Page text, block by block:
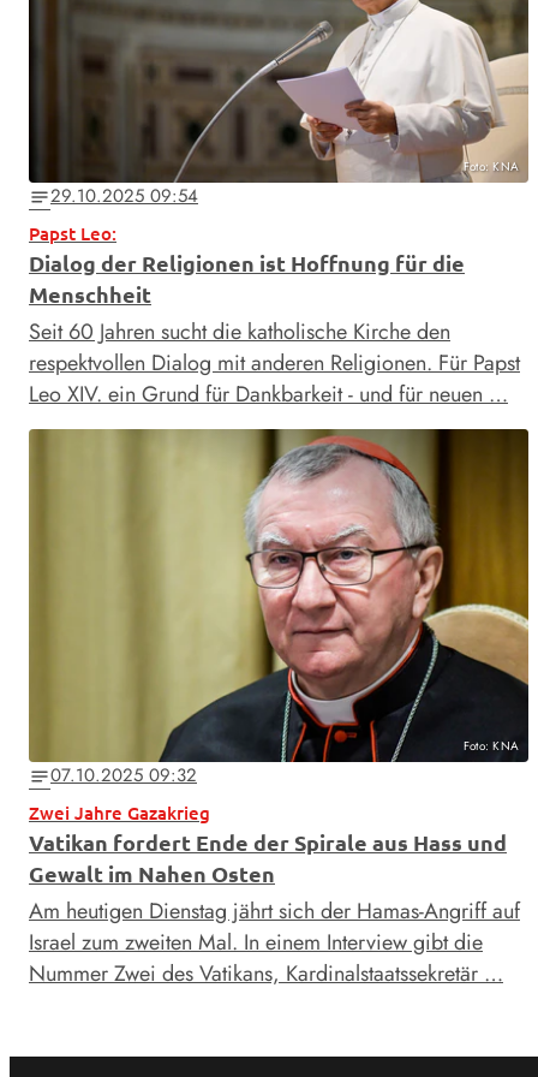
Foto: KNA
notes29.10.2025 09:54
Papst Leo:
Dialog der Religionen ist Hoffnung für die
Menschheit
Seit 60 Jahren sucht die katholische Kirche den
respektvollen Dialog mit anderen Religionen. Für Papst
Leo XIV. ein Grund für Dankbarkeit - und für neuen …
Foto: KNA
notes07.10.2025 09:32
Zwei Jahre Gazakrieg
Vatikan fordert Ende der Spirale aus Hass und
Gewalt im Nahen Osten
Am heutigen Dienstag jährt sich der Hamas-Angriff auf
Israel zum zweiten Mal. In einem Interview gibt die
Nummer Zwei des Vatikans, Kardinalstaatssekretär …